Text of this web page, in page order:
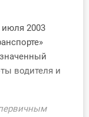
июля 2003
водителя и